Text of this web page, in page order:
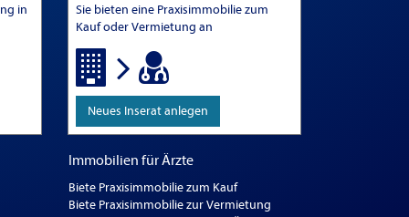
in
Sie bieten eine Praxisimmobilie zum
Kauf oder Vermietung an
Neues Inserat anlegen
Immobilien für Ärzte
Biete Praxisimmobilie zum Kauf
Biete Praxisimmobilie zur Vermietung